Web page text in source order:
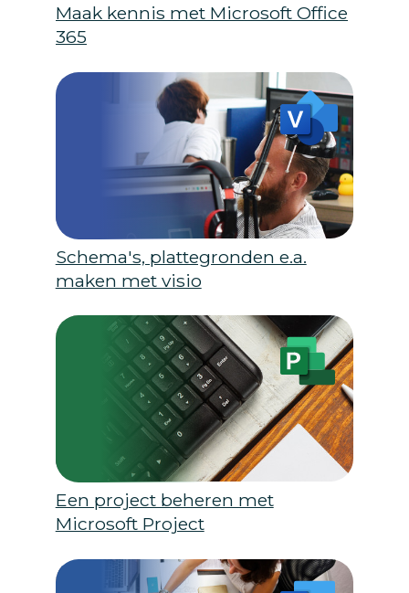
Maak kennis met Microsoft Office
365
Schema's, plattegronden e.a.
maken met visio
Een project beheren met
Microsoft Project